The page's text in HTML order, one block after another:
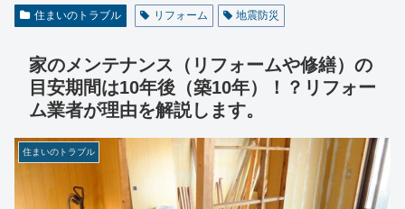
住まいのトラブル リフォーム 地震防災
家のメンテナンス（リフォームや修繕）の
目安期間は10年後（築10年）！？リフォー
ム業者が理由を解説します。
住まいのトラブル